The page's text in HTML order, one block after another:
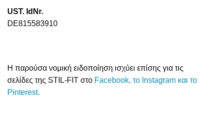
UST. IdNr.
DE815583910
Η παρούσα νομική ειδοποίηση ισχύει επίσης για τις
σελίδες της STIL-FIT στο Facebook, το Instagram και το
Pinterest.